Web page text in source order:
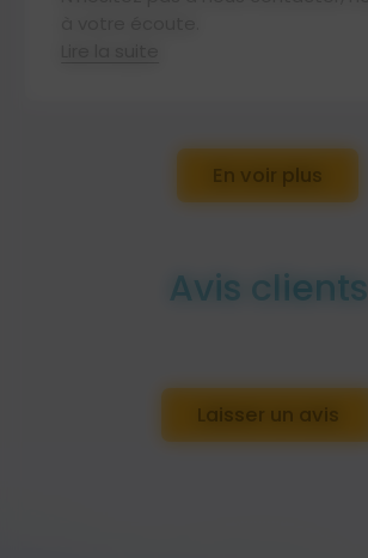
En voir plus
Avis clients
Laisser un avis